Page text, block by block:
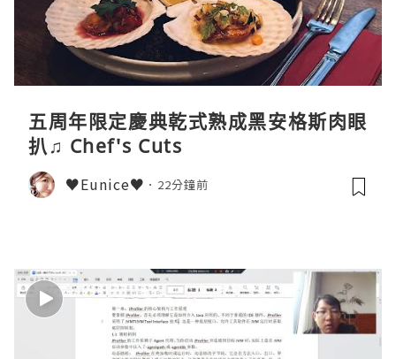
五周年限定慶典乾式熟成黑安格斯肉眼
扒♫ Chef's Cuts
♥Eunice♥ 22分鐘前